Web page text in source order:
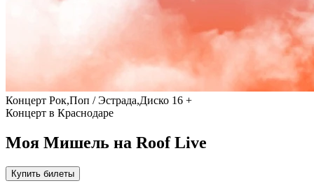
Концерт Рок,Поп / Эстрада,Диско 16 +
Концерт в Краснодаре
Моя Мишель на Roof Live
Купить билеты